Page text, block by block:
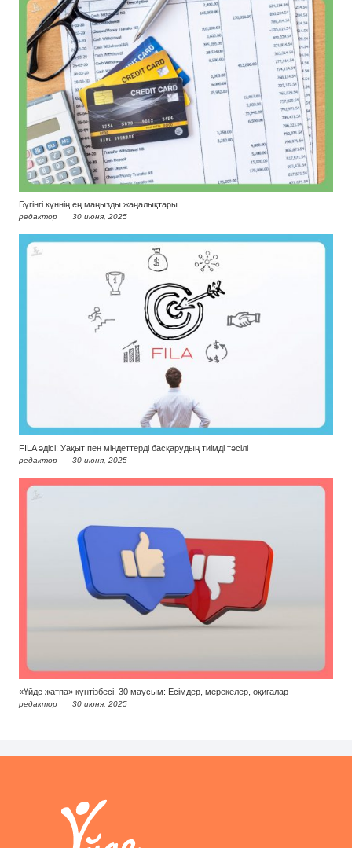
Бүгінгі күннің ең маңызды жаңалықтары
редактор 30 июня, 2025
FILA әдісі: Уақыт пен міндеттерді басқарудың тиімді тәсілі
редактор 30 июня, 2025
«Үйде жатпа» күнтізбесі. 30 маусым: Есімдер, мерекелер, оқиғалар
редактор 30 июня, 2025